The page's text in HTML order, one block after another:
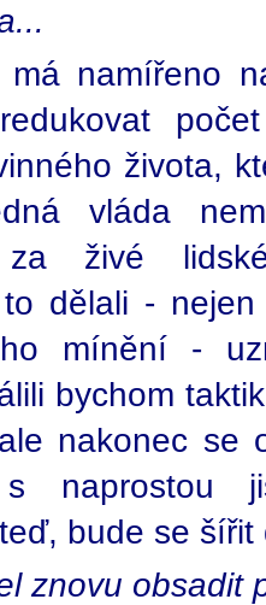
má namířeno
života,
vláda
za živé
to dělali -
mínění -
bychom
nakonec se
naprostou
bude se šířit
znovu obsadit